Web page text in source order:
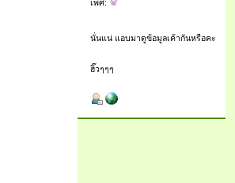
เพศ:
นั่นแน่ แอบมาดูข้อมูลเค้ากันหรือคะ
ฮิ๊วๆๆๆ